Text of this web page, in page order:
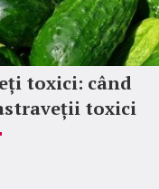
toxici: când
toxici